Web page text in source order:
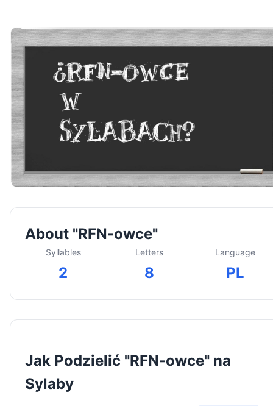
About "RFN-owce"
Syllables
2
Letters
8
Language
PL
Jak Podzielić "RFN-owce" na
Sylaby